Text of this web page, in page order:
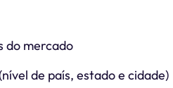
do mercado
de país, estado e cidade)